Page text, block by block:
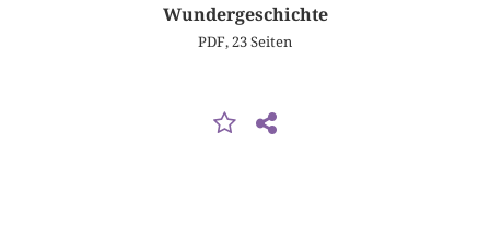
Wundergeschichte
PDF, 23 Seiten